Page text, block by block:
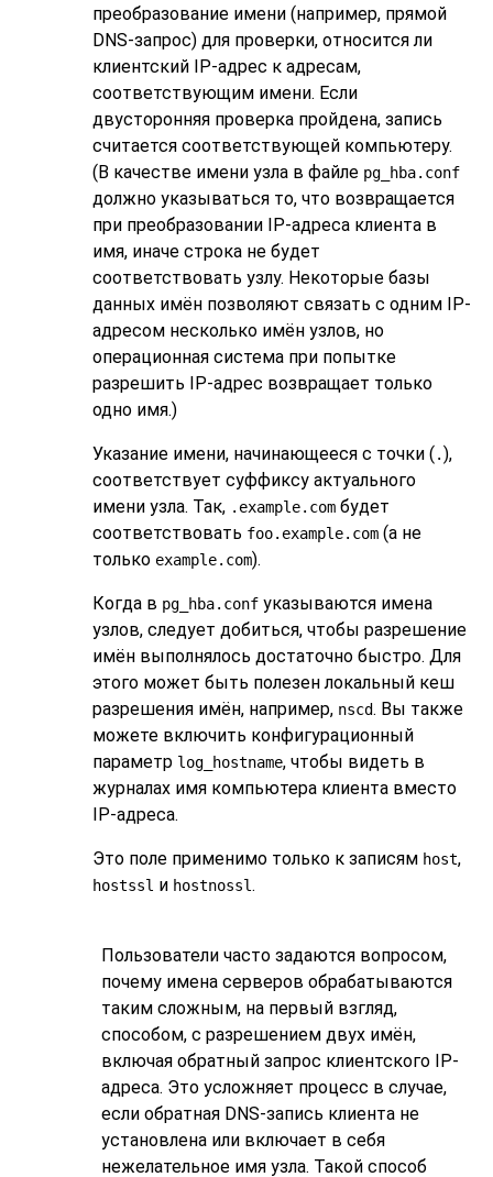
преобразование имени (например, прямой
DNS-запрос) для проверки, относится ли
клиентский IP-адрес к адресам,
соответствующим имени. Если
двусторонняя проверка пройдена, запись
считается соответствующей компьютеру.
(В качестве имени узла в файле pg_hba.conf
должно указываться то, что возвращается
при преобразовании IP-адреса клиента в
имя, иначе строка не будет
соответствовать узлу. Некоторые базы
данных имён позволяют связать с одним IP-
адресом несколько имён узлов, но
операционная система при попытке
разрешить IP-адрес возвращает только
одно имя.)
Указание имени, начинающееся с точки ( .),
соответствует суффиксу актуального
имени узла. Так, .example.com будет
соответствовать foo.example.com (а не
только example.com).
Когда в pg_hba.conf указываются имена
узлов, следует добиться, чтобы разрешение
имён выполнялось достаточно быстро. Для
этого может быть полезен локальный кеш
разрешения имён, например, nscd. Вы также
можете включить конфигурационный
параметр log_hostname, чтобы видеть в
журналах имя компьютера клиента вместо
IP-адреса.
Это поле применимо только к записям host,
hostssl и hostnossl.
Пользователи часто задаются вопросом,
почему имена серверов обрабатываются
таким сложным, на первый взгляд,
способом, с разрешением двух имён,
включая обратный запрос клиентского IP-
адреса. Это усложняет процесс в случае,
если обратная DNS-запись клиента не
установлена или включает в себя
нежелательное имя узла. Такой способ